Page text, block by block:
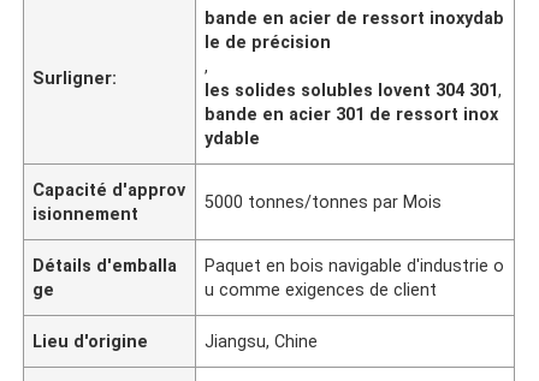
Surligner:
bande en acier de ressort inoxydab
le de précision
,
les solides solubles lovent 304 301,
bande en acier 301 de ressort inox
ydable
Capacité d'approv
isionnement
5000 tonnes/tonnes par Mois
Détails d'emballa
ge
Paquet en bois navigable d'industrie o
u comme exigences de client
Lieu d'origine Jiangsu, Chine